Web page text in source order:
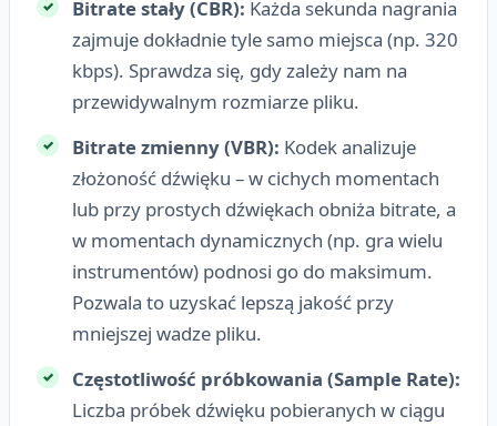
Bitrate stały (CBR): Każda sekunda nagrania
zajmuje dokładnie tyle samo miejsca (np. 320
kbps). Sprawdza się, gdy zależy nam na
przewidywalnym rozmiarze pliku.
Bitrate zmienny (VBR): Kodek analizuje
złożoność dźwięku – w cichych momentach
lub przy prostych dźwiękach obniża bitrate, a
w momentach dynamicznych (np. gra wielu
instrumentów) podnosi go do maksimum.
Pozwala to uzyskać lepszą jakość przy
mniejszej wadze pliku.
Częstotliwość próbkowania (Sample Rate):
Liczba próbek dźwięku pobieranych w ciągu